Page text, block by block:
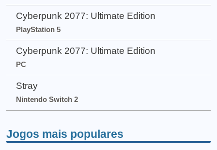
Cyberpunk 2077: Ultimate Edition
PlayStation 5
Cyberpunk 2077: Ultimate Edition
PC
Stray
Nintendo Switch 2
Jogos mais populares